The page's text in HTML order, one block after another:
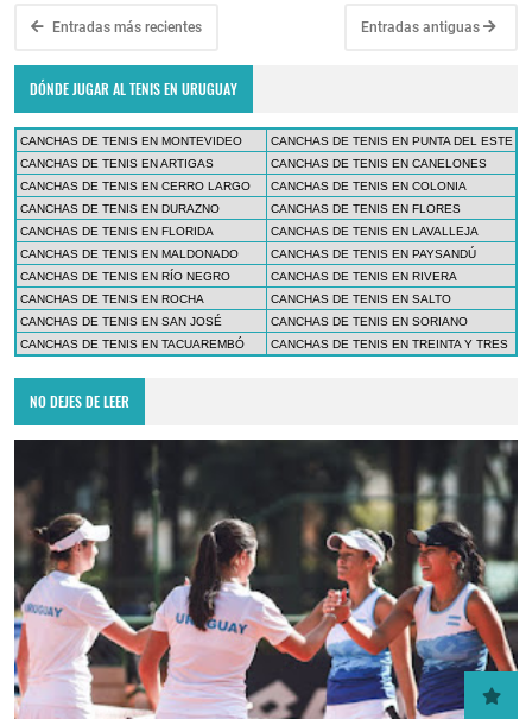
Entradas más recientes Entradas antiguas
DÓNDE JUGAR AL TENIS EN URUGUAY
CANCHAS DE TENIS EN MONTEVIDEO
CANCHAS DE TENIS EN PUNTA DEL ESTE
CANCHAS DE TENIS EN ARTIGAS
CANCHAS DE TENIS EN CANELONES
CANCHAS DE TENIS EN CERRO LARGO
CANCHAS DE TENIS EN COLONIA
CANCHAS DE TENIS EN DURAZNO
CANCHAS DE TENIS EN FLORES
CANCHAS DE TENIS EN FLORIDA
CANCHAS DE TENIS EN LAVALLEJA
CANCHAS DE TENIS EN MALDONADO
CANCHAS DE TENIS EN PAYSANDÚ
CANCHAS DE TENIS EN RÍO NEGRO
CANCHAS DE TENIS EN RIVERA
CANCHAS DE TENIS EN ROCHA
CANCHAS DE TENIS EN SALTO
CANCHAS DE TENIS EN SAN JOSÉ
CANCHAS DE TENIS EN SORIANO
CANCHAS DE TENIS EN TACUAREMBÓ
CANCHAS DE TENIS EN TREINTA Y TRES
NO DEJES DE LEER